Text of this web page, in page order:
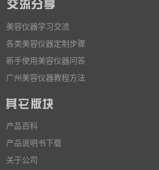
美容仪器学习交流
各类美容仪器定制步骤
新手使用美容仪器问答
广州美容仪器教程方法
产品百科
产品说明书下载
关于公司